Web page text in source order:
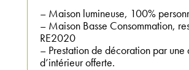
– Maison lumineuse, 100%
– Maison Basse Consommation,
RE2020
– Prestation de décoration par une
d’intérieur offerte.